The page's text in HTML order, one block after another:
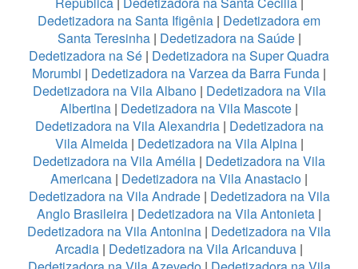
Dedetizadora na Santa Ifigênia | Dedetizadora em
Santa Teresinha| Dedetizadora na Saúde|
Dedetizadora na Sé | Dedetizadora na Super Quadra
Morumbi | Dedetizadora na Varzea da Barra Funda |
Dedetizadora na Vila Albano| Dedetizadora na Vila
Albertina | Dedetizadora na Vila Mascote |
Dedetizadora na Vila Alexandria| Dedetizadora na
Vila Almeida | Dedetizadora na Vila Alpina |
Dedetizadora na Vila Amélia | Dedetizadora na Vila
Americana | Dedetizadora na Vila Anastacio |
Dedetizadora na Vila Andrade| Dedetizadora na Vila
Anglo Brasileira | Dedetizadora na Vila Antonieta |
Dedetizadora na Vila Antonina | Dedetizadora na Vila
Arcadia | Dedetizadora na Vila Aricanduva |